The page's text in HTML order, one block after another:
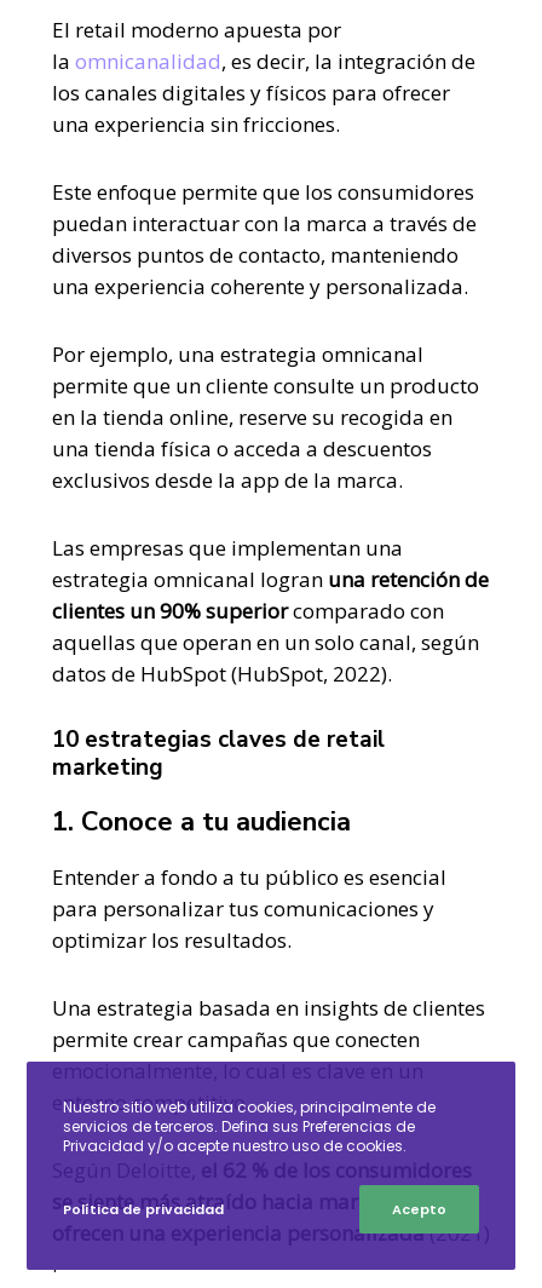
El retail moderno apuesta por
la omnicanalidad, es decir, la integración de
los canales digitales y físicos para ofrecer
una experiencia sin fricciones.
Este enfoque permite que los consumidores
puedan interactuar con la marca a través de
diversos puntos de contacto, manteniendo
una experiencia coherente y personalizada.
Por ejemplo, una estrategia omnicanal
permite que un cliente consulte un producto
en la tienda online, reserve su recogida en
una tienda física o acceda a descuentos
exclusivos desde la app de la marca.
Las empresas que implementan una
estrategia omnicanal logran una retención de
clientes un 90% superiorcomparado con
aquellas que operan en un solo canal, según
datos de HubSpot (HubSpot, 2022).
10 estrategias claves de retail
marketing
1. Conoce a tu audiencia
Entender a fondo a tu público es esencial
para personalizar tus comunicaciones y
optimizar los resultados.
Una estrategia basada en insights de clientes
permite crear campañas que conecten
emocionalmente, lo cual es clave en un
entorno competitivo.
Según Deloitte, el 62 % de los consumidores
se siente más atraído hacia marcas que les
ofrecen una experiencia personalizada(2021)​
.
Nuestro sitio web utiliza cookies, principalmente de
servicios de terceros. Defina sus Preferencias de
Privacidad y/o acepte nuestro uso de cookies.
Política de privacidad Acepto